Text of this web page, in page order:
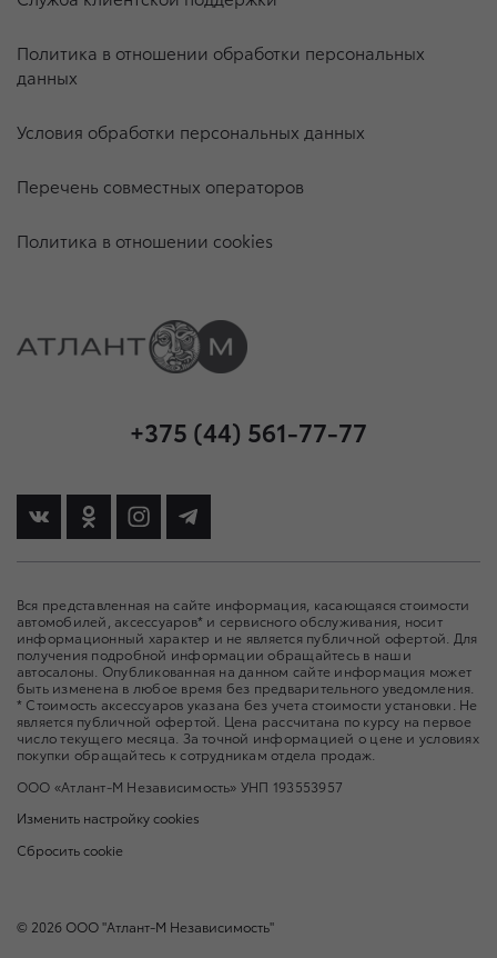
Политика в отношении обработки персональных
данных
Условия обработки персональных данных
Перечень совместных операторов
Политика в отношении cookies
+375 (44) 561-77-77
Вся представленная на сайте информация, касающаяся стоимости
автомобилей, аксессуаров* и сервисного обслуживания, носит
информационный характер и не является публичной офертой. Для
получения подробной информации обращайтесь в наши
автосалоны. Опубликованная на данном сайте информация может
быть изменена в любое время без предварительного уведомления.
* Стоимость аксессуаров указана без учета стоимости установки. Не
является публичной офертой. Цена рассчитана по курсу на первое
число текущего месяца. За точной информацией о цене и условиях
покупки обращайтесь к сотрудникам отдела продаж.
ООО «Атлант-М Независимость» УНП 193553957
Изменить настройку cookies
Сбросить cookie
© 2026 ООО "Атлант-М Независимость"